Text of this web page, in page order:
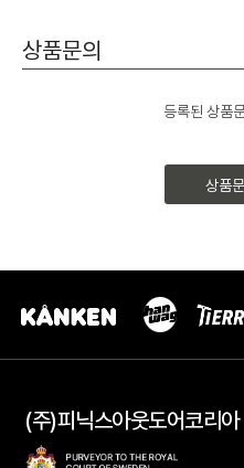
상품문의
등록된 상품
상품
(주)피닉스아웃도어코리아